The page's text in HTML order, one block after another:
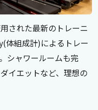
された最新のトレーニ
体組成計)によるトレー
シャワールームも完
イエットなど、理想の